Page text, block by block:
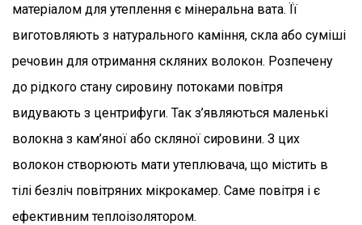
матеріалом для утеплення є мінеральна вата. Її
виготовляють з натурального каміння, скла або суміші
речовин для отримання скляних волокон. Розпечену
до рідкого стану сировину потоками повітря
видувають з центрифуги. Так з’являються маленькі
волокна з кам’яної або скляної сировини. З цих
волокон створюють мати утеплювача, що містить в
тілі безліч повітряних мікрокамер. Саме повітря і є
ефективним теплоізолятором.